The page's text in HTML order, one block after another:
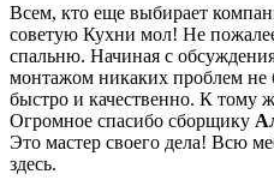
Всем, кто еще выбирает
советую Кухни мол! Не
спальню. Начиная с обсуждения
монтажом никаких проблем не
быстро и качественно. К тому
Огромное спасибо сборщику
Это мастер своего дела! Всю
здесь.